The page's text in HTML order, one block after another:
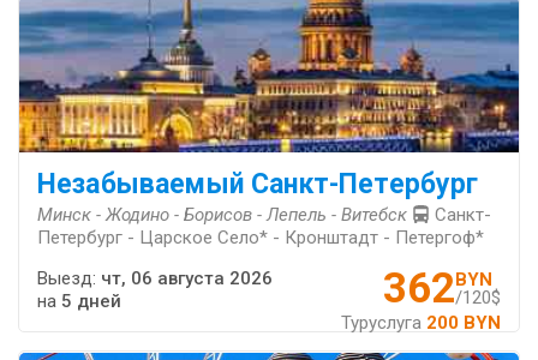
Незабываемый Санкт-Петербург
Минск - Жодино - Борисов - Лепель - Витебск
Санкт-
Петербург - Царское Село* - Кронштадт - Петергоф*
362BYN
/120$
Туруслуга 200 BYN
Выезд: чт, 06 августа 2026
на 5 дней